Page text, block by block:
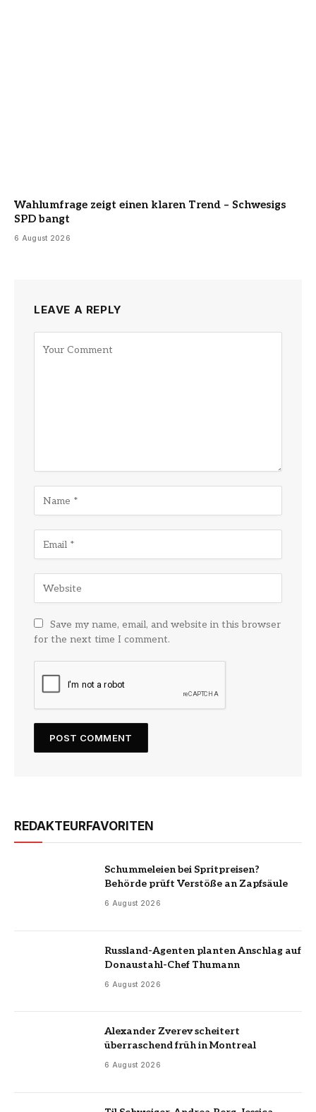
Wahlumfrage zeigt einen klaren Trend – Schwesigs
SPD bangt
6 August 2026
LEAVE A REPLY
Save my name, email, and website in this browser
for the next time I comment.
REDAKTEURFAVORITEN
Schummeleien bei Spritpreisen?
Behörde prüft Verstöße an Zapfsäule
6 August 2026
Russland-Agenten planten Anschlag auf
Donaustahl-Chef Thumann
6 August 2026
Alexander Zverev scheitert
überraschend früh in Montreal
6 August 2026